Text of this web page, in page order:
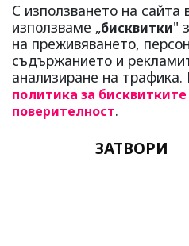
С използването на сайта
използваме „бисквитки"
на преживяването,
съдържанието и
анализиране на
политика за бисквитките
поверителност.
ЗАТВОРИ